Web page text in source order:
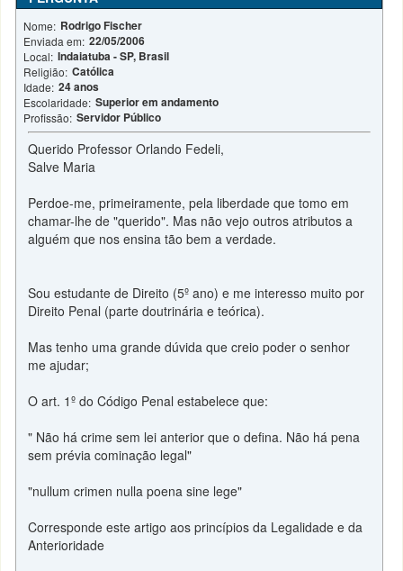
Nome: Rodrigo Fischer
Enviada em: 22/05/2006
Local: Indaiatuba - SP, Brasil
Religião: Católica
Idade: 24 anos
Escolaridade: Superior em andamento
Profissão: Servidor Público
Querido Professor Orlando Fedeli,
Salve Maria
Perdoe-me, primeiramente, pela liberdade que tomo em
chamar-lhe de "querido". Mas não vejo outros atributos a
alguém que nos ensina tão bem a verdade.
Sou estudante de Direito (5º ano) e me interesso muito por
Direito Penal (parte doutrinária e teórica).
Mas tenho uma grande dúvida que creio poder o senhor
me ajudar;
O art. 1º do Código Penal estabelece que:
" Não há crime sem lei anterior que o defina. Não há pena
sem prévia cominação legal"
"nullum crimen nulla poena sine lege"
Corresponde este artigo aos princípios da Legalidade e da
Anterioridade